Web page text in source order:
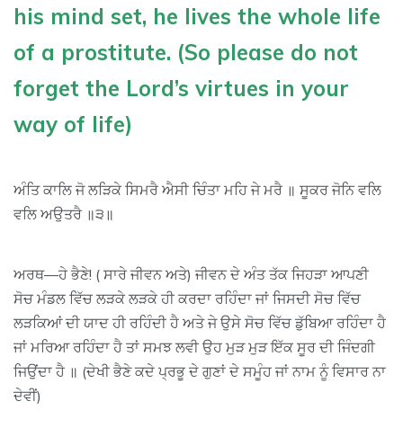
his mind set, he lives the whole life
of a prostitute. (So please do not
forget the Lord’s virtues in your
way of life)
ਅੰਤਿ ਕਾਲਿ ਜੋ ਲੜਿਕੇ ਸਿਮਰੈ ਐਸੀ ਚਿੰਤਾ ਮਹਿ ਜੇ ਮਰੈ ॥ ਸੂਕਰ ਜੋਨਿ ਵਲਿ
ਵਲਿ ਅਉਤਰੈ ॥੩॥
ਅਰਥ—ਹੇ ਭੈਣੇ! ( ਸਾਰੇ ਜੀਵਨ ਅਤੇ) ਜੀਵਨ ਦੇ ਅੰਤ ਤੱਕ ਜਿਹੜਾ ਆਪਣੀ
ਸੋਚ ਮੰਡਲ ਵਿੱਚ ਲੜਕੇ ਲੜਕੇ ਹੀ ਕਰਦਾ ਰਹਿੰਦਾ ਜਾਂ ਜਿਸਦੀ ਸੋਚ ਵਿੱਚ
ਲੜਕਿਆਂ ਦੀ ਯਾਦ ਹੀ ਰਹਿੰਦੀ ਹੈ ਅਤੇ ਜੇ ਉਸੇ ਸੋਚ ਵਿੱਚ ਡੁੱਬਿਆ ਰਹਿੰਦਾ ਹੈ
ਜਾਂ ਮਰਿਆ ਰਹਿੰਦਾ ਹੈ ਤਾਂ ਸਮਝ ਲਵੀ ਉਹ ਮੁੜ ਮੁੜ ਇੱਕ ਸੂਰ ਦੀ ਜਿੰਦਗੀ
ਜਿਉਂਦਾ ਹੈ ॥ (ਦੇਖੀ ਭੈਣੇ ਕਦੇ ਪ੍ਰਭੂ ਦੇ ਗੁਣਾਂ ਦੇ ਸਮੂੰਹ ਜਾਂ ਨਾਮ ਨੂੰ ਵਿਸਾਰ ਨਾ
ਦੇਵੀਂ)